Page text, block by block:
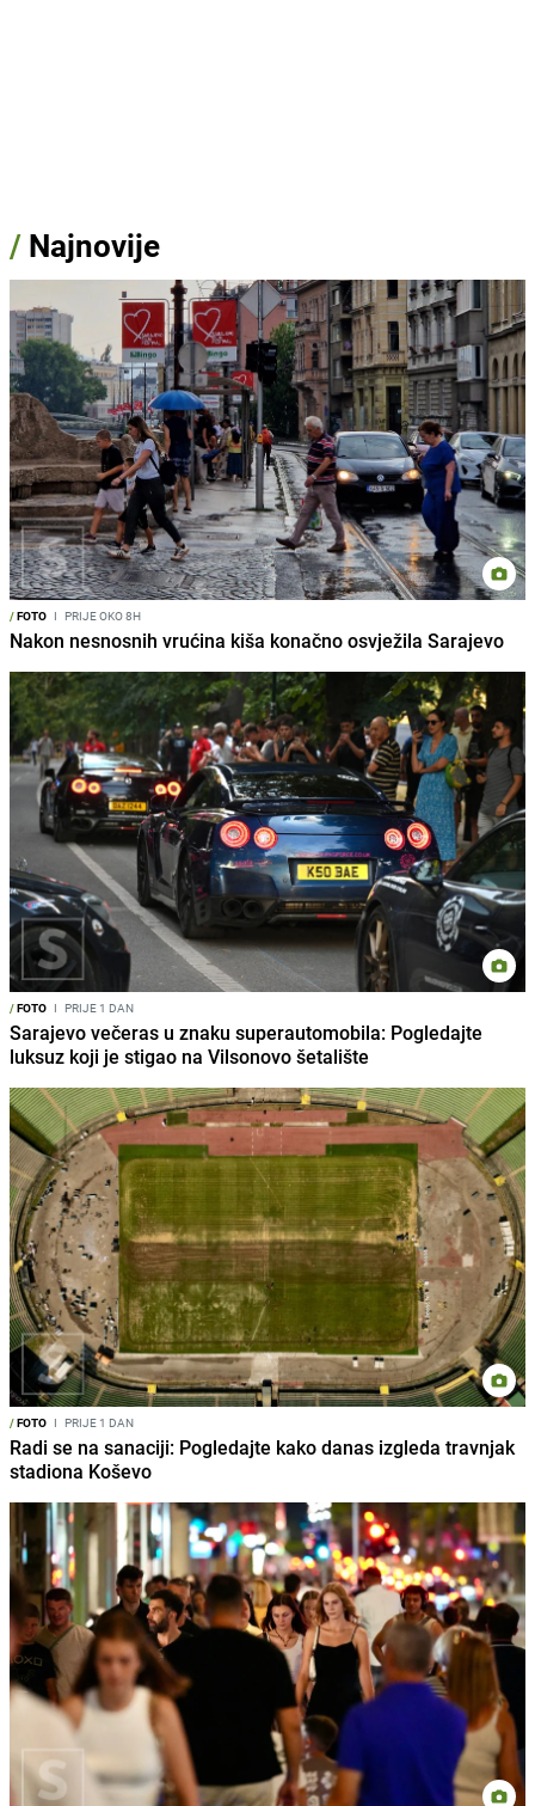
/ Najnovije
/FOTO I PRIJE OKO 8H
Nakon nesnosnih vrućina kiša konačno osvježila Sarajevo
/FOTO I PRIJE 1 DAN
Sarajevo večeras u znaku superautomobila: Pogledajte
luksuz koji je stigao na Vilsonovo šetalište
/FOTO I PRIJE 1 DAN
Radi se na sanaciji: Pogledajte kako danas izgleda travnjak
stadiona Koševo